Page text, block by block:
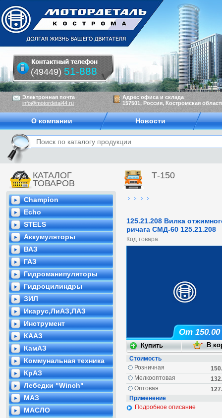
КАТАЛОГ
ТОВАРОВ
Champion
Echo
STELS
Аккумуляторы
ВАЗ
ГАЗ
Гидроманипуляторы
Гидроцилиндры
ЗИЛ
Икарус,ЛиАЗ,ЛАЗ
Инструмент
КААЗ
КамАЗ
Коммунальная техника
КрАЗ
Лебедки "Winch"
МАЗ
МАСЛО
Т-150
125.21.208 Вилка
ричага СМД-60 125.21.208
Код товара:
От 150.00
Стоимость
Розничная
Мелкооптовая
Оптовая
Применение
Подробное описание
Электронная почта
info@motordetal44.ru
Адрес офиса и склада
157501, Россия, Костромская
(49449) 51-888
О компании Новости